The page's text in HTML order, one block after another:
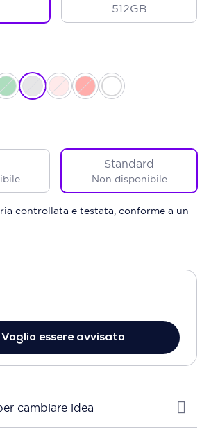
Voglio essere avvisato
512GB
Standard
Non disponibile
controllata e testata, conforme a un
cambiare idea